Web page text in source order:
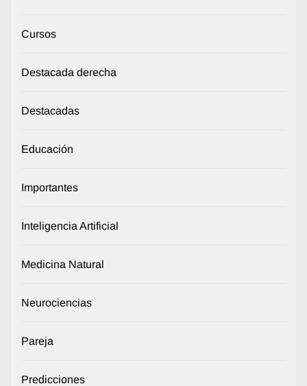
Cursos
Destacada derecha
Destacadas
Educación
Importantes
Inteligencia Artificial
Medicina Natural
Neurociencias
Pareja
Predicciones